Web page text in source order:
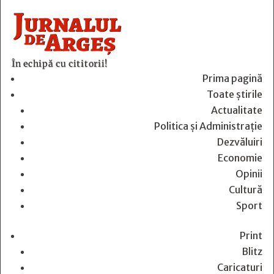
În echipă cu cititorii!
Prima pagină
Toate știrile
Actualitate
Politica și Administrație
Dezvăluiri
Economie
Opinii
Cultură
Sport
Print
Blitz
Caricaturi